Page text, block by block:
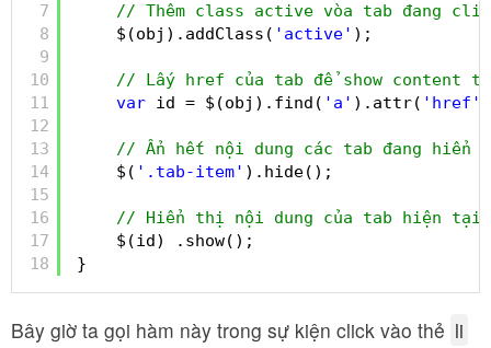
7
8
9
10
11
12
13
14
15
16
17
18
// Thêm class active vòa tab đang
$(obj).addClass( 'active' );
// Lấy href của tab để show content
var id = $(obj).find( 'a' ).attr( 'href'
// Ẩn hết nội dung các tab đang hiển
$( '.tab-item' ).hide();
// Hiển thị nội dung của tab hiện tại
$(id) .show();
}
Bây giờ ta gọi hàm này trong sự kiện click vào thẻ li